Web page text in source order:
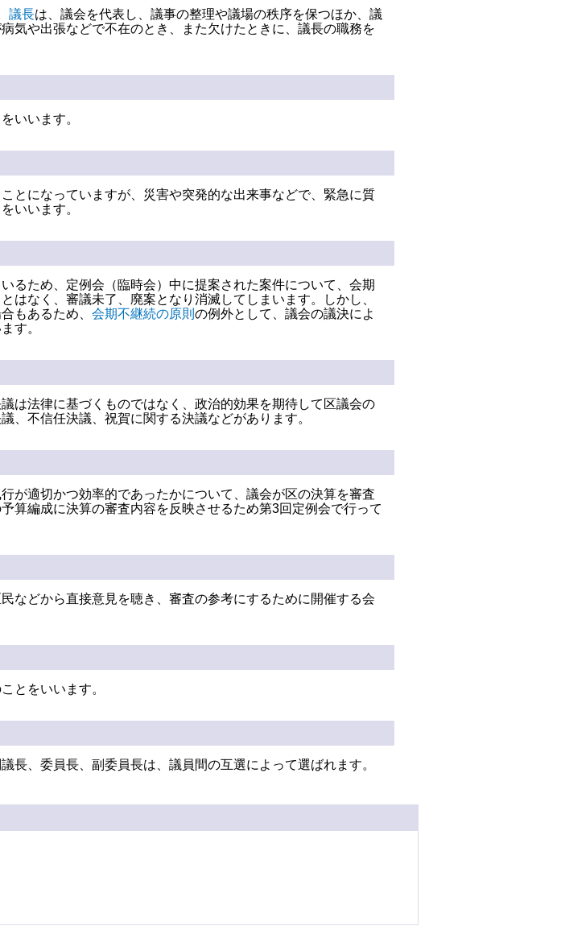
議長は、議会を代表し、議事の整理や議場の秩序を保つほか、議
気や出張などで不在のとき、また欠けたときに、議長の職務を
いいます。
とになっていますが、災害や突発的な出来事などで、緊急に質
いいます。
るため、定例会（臨時会）中に提案された案件について、会期
はなく、審議未了、廃案となり消滅してしまいます。しかし、
もあるため、 会期不継続の原則 の例外として、議会の議決によ
す。
は法律に基づくものではなく、政治的効果を期待して区議会の
、不信任決議、祝賀に関する決議などがあります。
が適切かつ効率的であったかについて、議会が区の決算を審査
算編成に決算の審査内容を反映させるため第3回定例会で行って
などから直接意見を聴き、審査の参考にするために開催する会
とをいいます。
長、委員長、副委員長は、議員間の互選によって選ばれます。